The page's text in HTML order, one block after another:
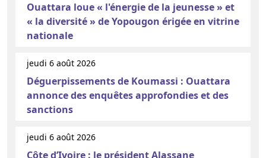
Ouattara loue « l'énergie de la jeunesse » et
« la diversité » de Yopougon érigée en vitrine
nationale
jeudi 6 août 2026
Déguerpissements de Koumassi : Ouattara
annonce des enquêtes approfondies et des
sanctions
jeudi 6 août 2026
Côte d’Ivoire : le président Alassane